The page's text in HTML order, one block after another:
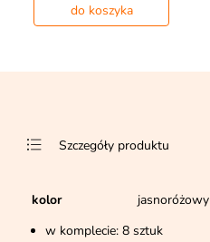
do koszyka
Szczegóły produktu
kolor
jasnoróżowy
w komplecie: 8 sztuk